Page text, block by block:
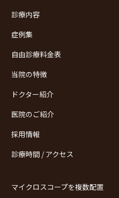
診療内容
症例集
自由診療料金表
当院の特徴
ドクター紹介
医院のご紹介
採用情報
診療時間 / アクセス
マイクロスコープを複数配置